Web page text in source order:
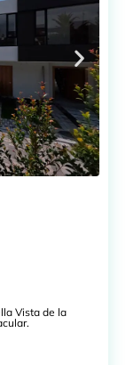
Vista de la